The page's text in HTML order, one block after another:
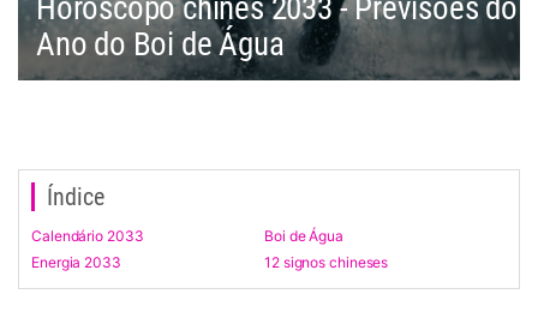
Horóscopo chinês 2033 - Previsões do
Ano do Boi de Água
Índice
Calendário 2033
Boi de Água
Energia 2033
12 signos chineses